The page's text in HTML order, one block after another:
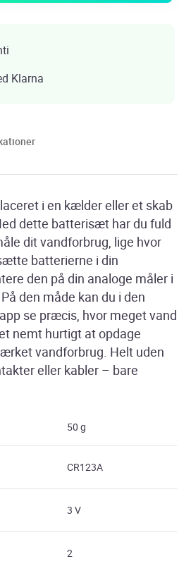
Klarna
i en kælder eller et skab
dette batterisæt har du fuld
dit vandforbrug, lige hvor
batterierne i din
den på din analoge måler i
den måde kan du i den
se præcis, hvor meget vand
nemt hurtigt at opdage
vandforbrug. Helt uden
eller kabler – bare
50 g
CR123A
3 V
2